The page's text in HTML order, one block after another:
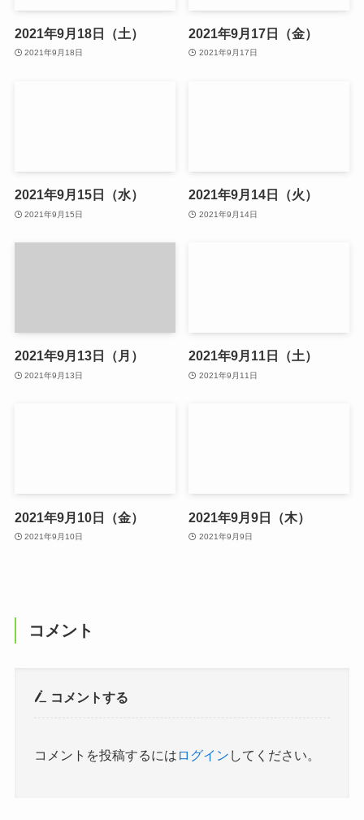
2021年9月18日（土）
2021年9月18日
2021年9月17日（金）
2021年9月17日
2021年9月15日（水）
2021年9月15日
2021年9月14日（火）
2021年9月14日
2021年9月13日（月）
2021年9月13日
2021年9月11日（土）
2021年9月11日
2021年9月10日（金）
2021年9月10日
2021年9月9日（木）
2021年9月9日
コメント
コメントする
コメントを投稿するには ログイン してください。